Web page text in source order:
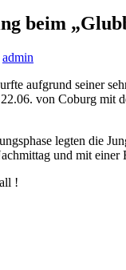
beim
admin
aufgrund seiner
von Coburg mit
legten die
und mit
!